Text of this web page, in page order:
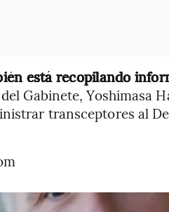
está recopilando
Gabinete, Yoshimasa
transceptores al